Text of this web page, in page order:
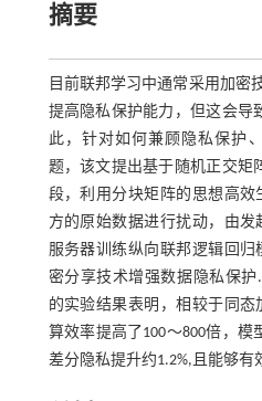
摘要
目前联邦学习中通常采用加密
提高隐私保护能力，但这会导
此，针对如何兼顾隐私保护
题，该文提出基于随机正交矩
段，利用分块矩阵的思想高效
方的原始数据进行扰动，由
服务器训练纵向联邦逻辑回
密分享技术增强数据隐私保
的实验结果表明，相较于同
算效率提高了100～800倍，模
差分隐私提升约1.2%,且能够有